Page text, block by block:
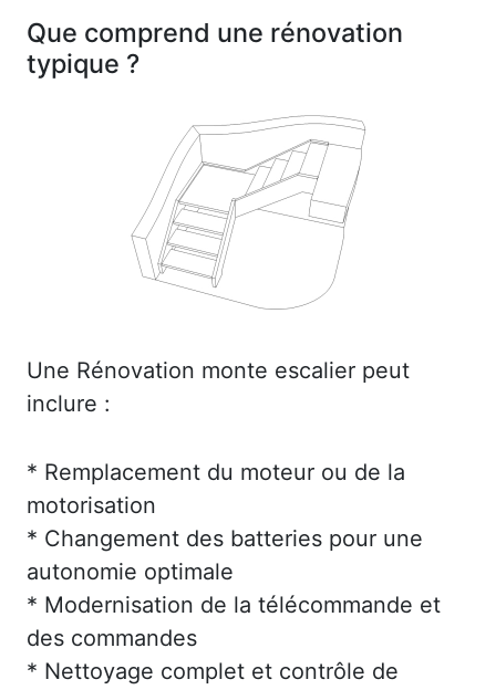
Que comprend une rénovation
typique ?
Une Rénovation monte escalier peut
inclure :
* Remplacement du moteur ou de la
motorisation
* Changement des batteries pour une
autonomie optimale
* Modernisation de la télécommande et
des commandes
* Nettoyage complet et contrôle de